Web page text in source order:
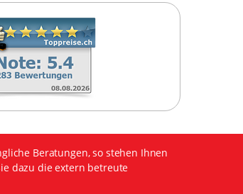
Beratungen, so stehen Ihnen
dazu die extern betreute